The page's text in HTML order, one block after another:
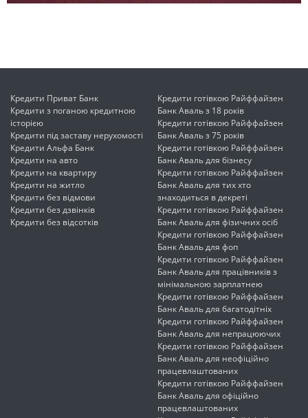
Кредити Приват Банк
Кредити з поганою кредитною
історією
Кредити під заставу нерухомості
Кредити Альфа Банк
Кредити на авто
Кредити на квартиру
Кредити на житло
Кредити без відмови
Кредити без дзвінків
Кредити без відсотків
Кредити готівкою Райффайзен
Банк Аваль з 18 років
Кредити готівкою Райффайзен
Банк Аваль з 75 років
Кредити готівкою Райффайзен
Банк Аваль для бізнесу
Кредити готівкою Райффайзен
Банк Аваль для тих хто
знаходиться в декреті
Кредити готівкою Райффайзен
Банк Аваль для фізичних осіб
Кредити готівкою Райффайзен
Банк Аваль для фоп
Кредити готівкою Райффайзен
Банк Аваль для працівників з
мінімальною зарплатнею
Кредити готівкою Райффайзен
Банк Аваль для багатодітніх
Кредити готівкою Райффайзен
Банк Аваль для непрацюючих
Кредити готівкою Райффайзен
Банк Аваль для неофіційно
працевлаштованих
Кредити готівкою Райффайзен
Банк Аваль для офіційно
працевлаштованих